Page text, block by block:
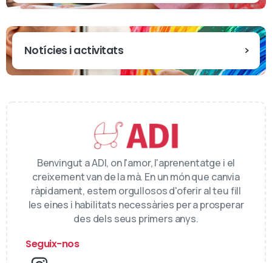
Notícies i activitats
Benvingut a ADI, on l'amor, l'aprenentatge i el
creixement van de la mà. En un món que canvia
ràpidament, estem orgullosos d'oferir al teu fill
les eines i habilitats necessàries per a prosperar
des dels seus primers anys.
Seguix-nos